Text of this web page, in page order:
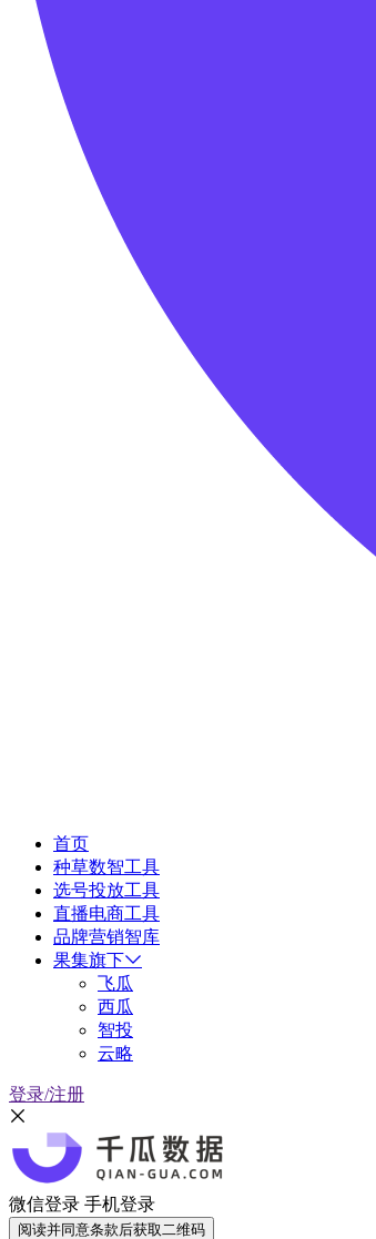
首页
种草数智工具
选号投放工具
直播电商工具
品牌营销智库
果集旗下
飞瓜
西瓜
智投
云略
登录/注册
微信登录 手机登录
阅读并同意条款后获取二维码